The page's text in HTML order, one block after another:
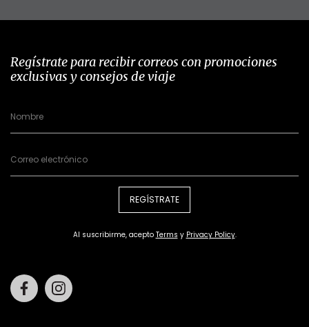
Regístrate para recibir correos con promociones
exclusivas y consejos de viaje
REGÍSTRATE
Al suscribirme, acepto Terms y Privacy Policy.
Facebook